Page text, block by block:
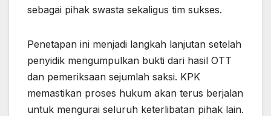
sebagai pihak swasta sekaligus tim sukses.
Penetapan ini menjadi langkah lanjutan setelah
penyidik mengumpulkan bukti dari hasil OTT
dan pemeriksaan sejumlah saksi. KPK
memastikan proses hukum akan terus berjalan
untuk mengurai seluruh keterlibatan pihak lain.